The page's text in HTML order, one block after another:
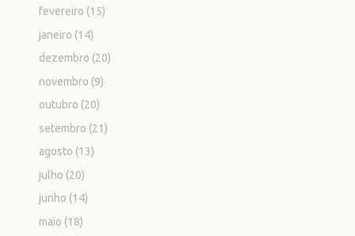
fevereiro (15)
janeiro (14)
dezembro (20)
novembro (9)
outubro (20)
setembro (21)
agosto (13)
julho (20)
junho (14)
maio (18)